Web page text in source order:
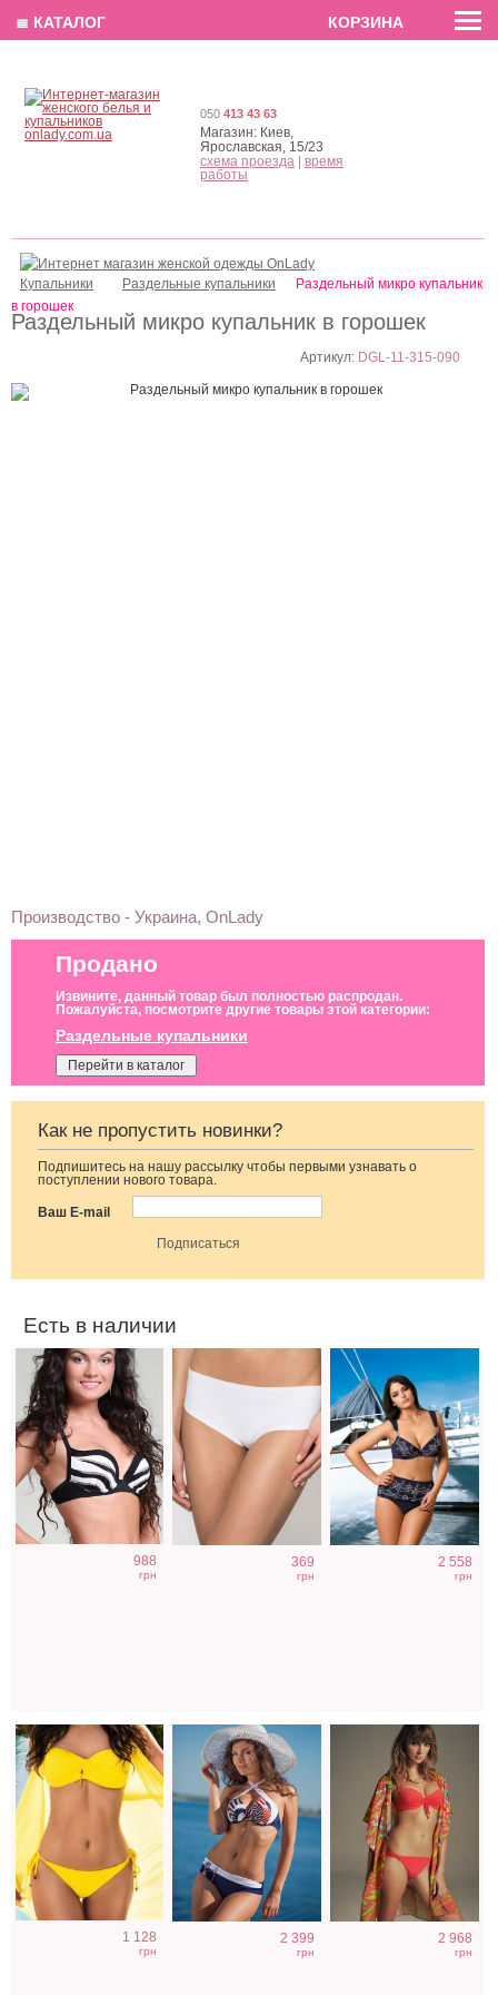
EN РУС
Раздельный микро купальник в горошек
Артикул: DGL-11-315-090
Производство - Украина, OnLady
Продано
Извините, данный товар был полностью распродан.
Пожалуйста, посмотрите другие товары этой категории:
Раздельные купальники
Перейти в каталог
Как не пропустить новинки?
Подпишитесь на нашу рассылку чтобы первыми узнавать о
поступлении нового товара.
Ваш E-mail
Есть в наличии
Раздельный
полосатый
купальник пуш
ап
988
грн
Купальные
плавки-шортики
369
грн
Купальник под
2 558
грн
Купальные
трусики бикини
1 128
грн
Раздельный
купальник с
плотной чашкой
2 399
грн
Кораловый
купальник
2 968
грн
Синий купальник
с чашкой "бандо"
Полосатый
купальник с
Раздельный
яркий купальник
с треугольной
Купальники Раздельные купальники
Раздельный микро купальник
в горошек
050 413 43 63
Магазин: Киев,
Ярославская, 15/23
схема проезда
время
работы
≣ КАТАЛОГ КОРЗИНА